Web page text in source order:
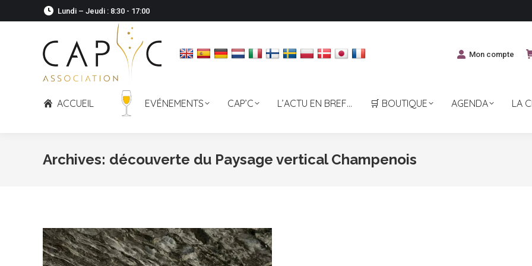
Lundi – Jeudi : 8:30 - 17:00
Mon compte
ACCUEIL EVÉNEMENTS CAP’C L’ACTU EN BREF… 🛒 BOUTIQUE AGENDA LA
Archives: découverte du Paysage vertical Champenois